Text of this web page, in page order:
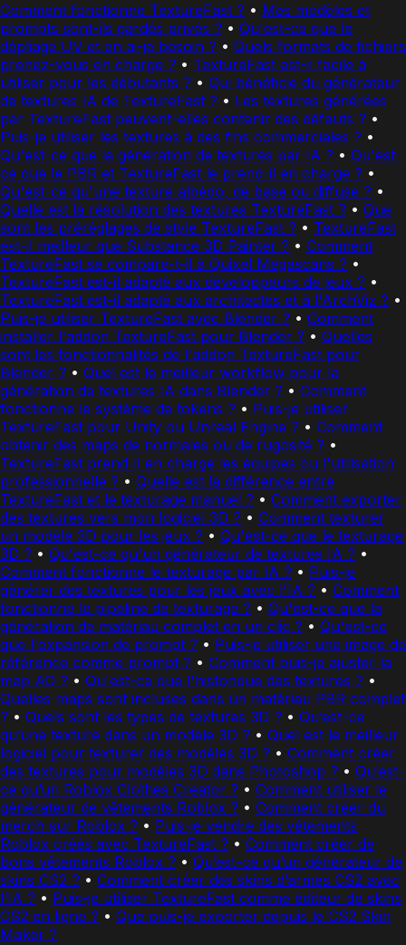
Comment fonctionne TextureFast ? • Mes modèles et
prompts sont-ils gardés privés ? • Qu'est-ce que le
dépliage UV et en ai-je besoin ? • Quels formats de fichiers
prenez-vous en charge ? • TextureFast est-il facile à
utiliser pour les débutants ? • Qui bénéficie du générateur
de textures IA de TextureFast ? • Les textures générées
par TextureFast peuvent-elles contenir des défauts ? •
Puis-je utiliser les textures à des fins commerciales ? •
Qu'est-ce que la génération de textures par IA ? • Qu'est-
ce que le PBR et TextureFast le prend-il en charge ? •
Qu'est-ce qu'une texture albédo, de base ou diffuse ? •
Quelle est la résolution des textures TextureFast ? • Que
sont les préréglages de style TextureFast ? • TextureFast
est-il meilleur que Substance 3D Painter ? • Comment
TextureFast se compare-t-il à Quixel Megascans ? •
TextureFast est-il adapté aux développeurs de jeux ? •
TextureFast est-il adapté aux architectes et à l'ArchViz ? •
Puis-je utiliser TextureFast avec Blender ? • Comment
installer l'addon TextureFast pour Blender ? • Quelles
sont les fonctionnalités de l'addon TextureFast pour
Blender ? • Quel est le meilleur workflow pour la
génération de textures IA dans Blender ? • Comment
fonctionne le système de tokens ? • Puis-je utiliser
TextureFast pour Unity ou Unreal Engine ? • Comment
obtenir des maps de normales ou de rugosité ? •
TextureFast prend-il en charge les équipes ou l'utilisation
professionnelle ? • Quelle est la différence entre
TextureFast et le texturage manuel ? • Comment exporter
des textures vers mon logiciel 3D ? • Comment texturer
un modèle 3D pour les jeux ? • Qu'est-ce que le texturage
3D ? • Qu'est-ce qu'un générateur de textures IA ? •
Comment fonctionne le texturage par IA ? • Puis-je
générer des textures pour les jeux avec l'IA ? • Comment
fonctionne le pipeline de texturage ? • Qu'est-ce que la
génération de matériau complet en un clic ? • Qu'est-ce
que l'expansion de prompt ? • Puis-je utiliser une image de
référence comme prompt ? • Comment puis-je ajuster la
map AO ? • Qu'est-ce que l'historique des textures ? •
Quelles maps sont incluses dans un matériau PBR complet
? • Quels sont les types de textures 3D ? • Qu’est-ce
qu’une texture dans un modèle 3D ? • Quel est le meilleur
logiciel pour texturer des modèles 3D ? • Comment créer
des textures pour modèles 3D dans Photoshop ? • Qu’est-
ce qu’un Roblox Clothes Creator ? • Comment utiliser le
générateur de vêtements Roblox ? • Comment créer du
merch sur Roblox ? • Puis-je vendre des vêtements
Roblox créés avec TextureFast ? • Comment créer de
bons vêtements Roblox ? • Qu’est-ce qu’un générateur de
skins CS2 ? • Comment créer des skins d’armes CS2 avec
l’IA ? • Puis-je utiliser TextureFast comme éditeur de skins
CS2 en ligne ? • Que puis-je exporter depuis le CS2 Skin
Maker ?